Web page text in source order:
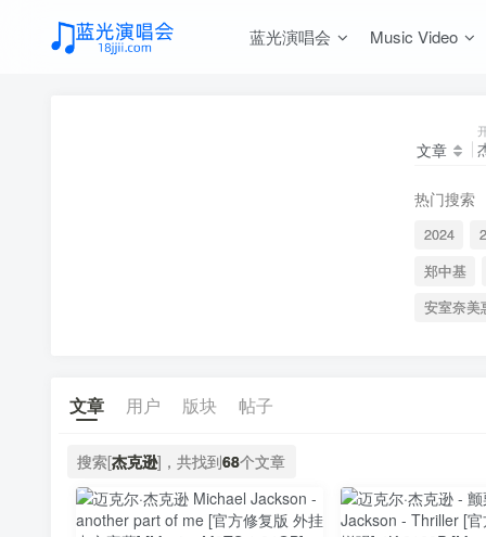
蓝光演唱会 Music Video
文章
热门搜索
2024
郑中基
安室奈美
文章 用户 版块 帖子
搜索[杰克逊]，共找到68个文章